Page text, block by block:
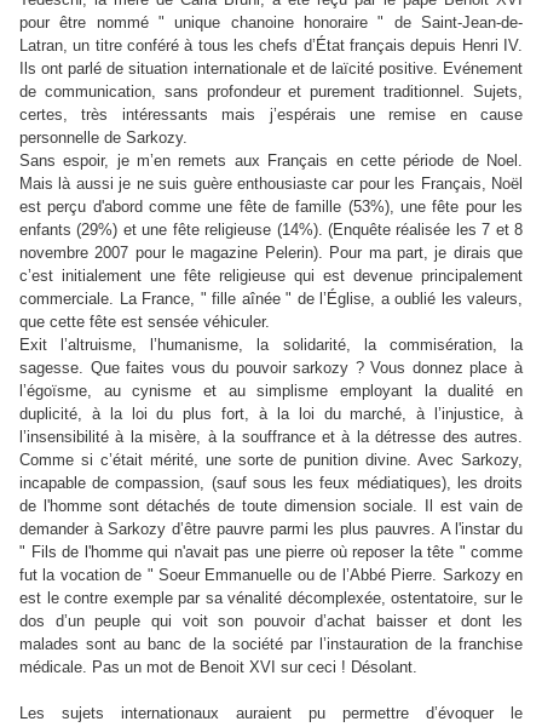
pour être nommé " unique chanoine honoraire " de Saint-Jean-de-
Latran, un titre conféré à tous les chefs d’État français depuis Henri IV.
Ils ont parlé de situation internationale et de laïcité positive. Evénement
de communication, sans profondeur et purement traditionnel. Sujets,
certes, très intéressants mais j’espérais une remise en cause
personnelle de Sarkozy.
Sans espoir, je m’en remets aux Français en cette période de Noel.
Mais là aussi je ne suis guère enthousiaste car pour les Français, Noël
est perçu d'abord comme une fête de famille (53%), une fête pour les
enfants (29%) et une fête religieuse (14%). (Enquête réalisée les 7 et 8
novembre 2007 pour le magazine Pelerin). Pour ma part, je dirais que
c’est initialement une fête religieuse qui est devenue principalement
commerciale. La France, " fille aînée " de l’Église, a oublié les valeurs,
que cette fête est sensée véhiculer.
Exit l’altruisme, l’humanisme, la solidarité, la commisération, la
sagesse. Que faites vous du pouvoir sarkozy ? Vous donnez place à
l’égoïsme, au cynisme et au simplisme employant la dualité en
duplicité, à la loi du plus fort, à la loi du marché, à l’injustice, à
l’insensibilité à la misère, à la souffrance et à la détresse des autres.
Comme si c’était mérité, une sorte de punition divine. Avec Sarkozy,
incapable de compassion, (sauf sous les feux médiatiques), les droits
de l'homme sont détachés de toute dimension sociale. Il est vain de
demander à Sarkozy d’être pauvre parmi les plus pauvres. A l'instar du
" Fils de l'homme qui n'avait pas une pierre où reposer la tête " comme
fut la vocation de " Soeur Emmanuelle ou de l’Abbé Pierre. Sarkozy en
est le contre exemple par sa vénalité décomplexée, ostentatoire, sur le
dos d’un peuple qui voit son pouvoir d’achat baisser et dont les
malades sont au banc de la société par l’instauration de la franchise
médicale. Pas un mot de Benoit XVI sur ceci ! Désolant.
Les sujets internationaux auraient pu permettre d’évoquer le